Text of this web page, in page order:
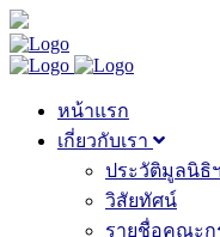
หน้าแรก
เกี่ยวกับเรา
ประวัติมูลนิธิฯ
วิสัยทัศน์
รายชื่อคณะก